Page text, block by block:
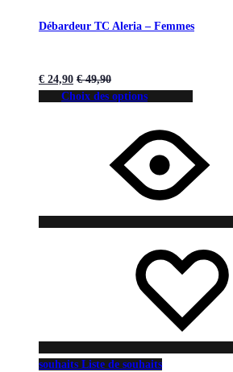
Débardeur TC Aleria – Femmes
€ 24,90 €49,90
Choix des options
souhaits Liste de souhaits